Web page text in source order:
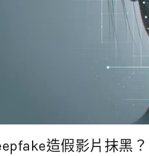
造假影片抹黑